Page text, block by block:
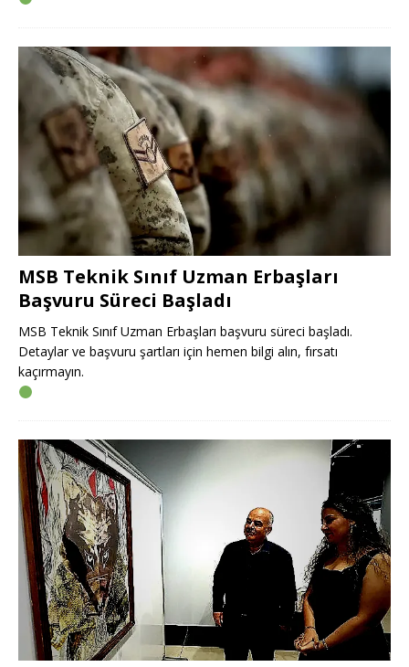
MSB Teknik Sınıf Uzman Erbaşları
Başvuru Süreci Başladı
MSB Teknik Sınıf Uzman Erbaşları başvuru süreci başladı.
Detaylar ve başvuru şartları için hemen bilgi alın, fırsatı
kaçırmayın.